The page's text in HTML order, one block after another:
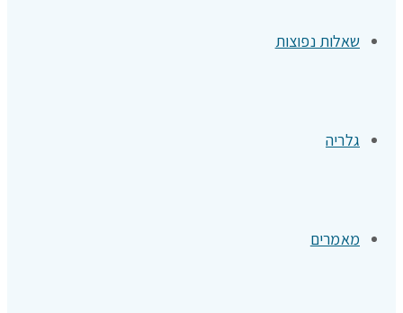
שאלות נפוצות
גלריה
מאמרים